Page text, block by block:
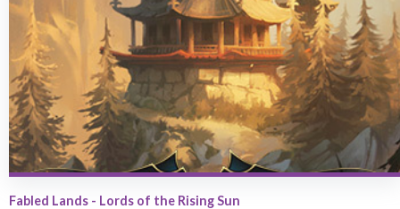
Fabled Lands - Lords of the Rising Sun